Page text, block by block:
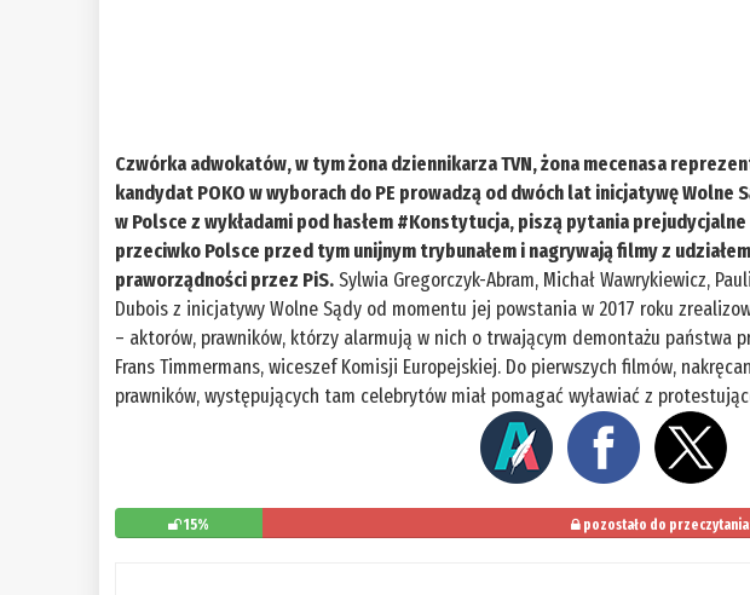
Czwórka adwokatów, w tym żona dziennikarza TVN, żona mecenasa
kandydat POKO w wyborach do PE prowadzą od dwóch lat inicjatywę Wolne
w Polsce z wykładami pod hasłem #Konstytucja, piszą pytania
przeciwko Polsce przed tym unijnym trybunałem i nagrywają filmy z
praworządności przez PiS.Sylwia Gregorczyk-Abram, Michał Wawrykiewicz,
Dubois z inicjatywy Wolne Sądy od momentu jej powstania w 2017 roku
– aktorów, prawników, którzy alarmują w nich o trwającym demontażu państwa
Frans Timmermans, wiceszef Komisji Europejskiej. Do pierwszych filmów,
prawników, występujących tam celebrytów miał pomagać wyławiać z
15% pozostało do